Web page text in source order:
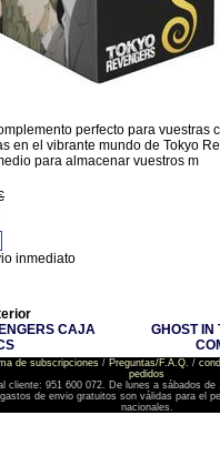
perfecto para vuestras
en el vibrante mundo de Tokyo
para almacenar vuestros m
inmediato
CAJA
GHOST
de subscripciones/ Preguntas/F.A.Q. /
pedidos
cliente: 951 600 072. De lunes a sábados de
de envio gratuitos son válidas para el
nacionales.